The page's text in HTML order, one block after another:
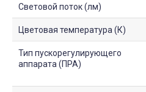
Световой поток (лм)
Цветовая температура (К)
Тип пускорегулирующего
аппарата (ПРА)